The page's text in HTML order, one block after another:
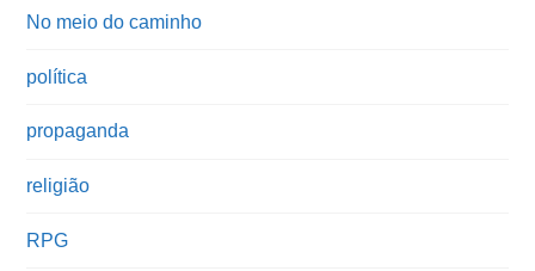
No meio do caminho
política
propaganda
religião
RPG